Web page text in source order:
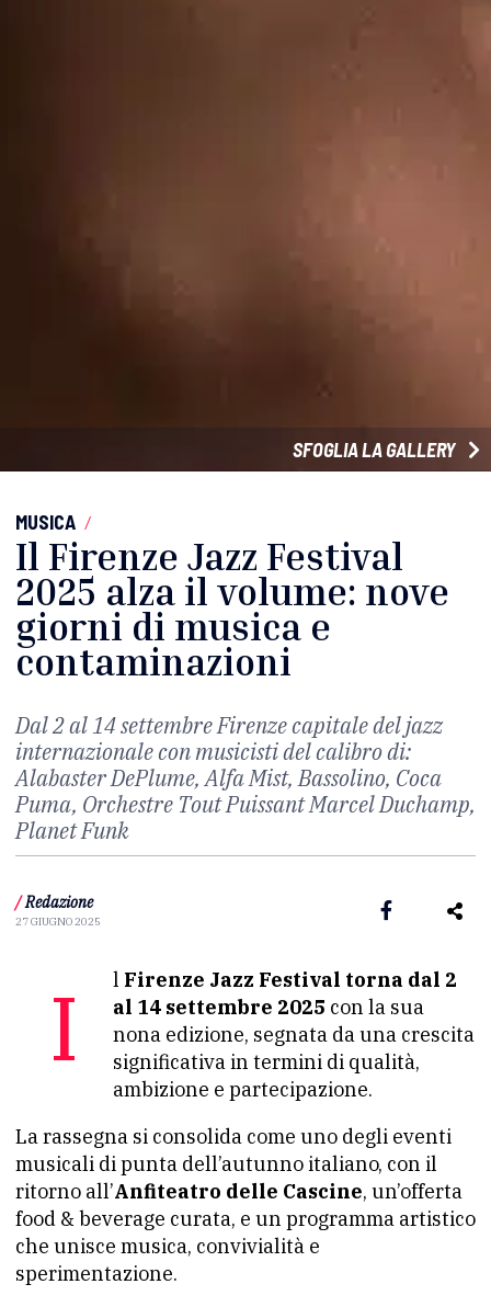
SFOGLIA LA GALLERY
MUSICA /
Il Firenze Jazz Festival
2025 alza il volume: nove
giorni di musica e
contaminazioni
Dal 2 al 14 settembre Firenze capitale del jazz
internazionale con musicisti del calibro di:
Alabaster DePlume, Alfa Mist, Bassolino, Coca
Puma, Orchestre Tout Puissant Marcel Duchamp,
Planet Funk
/ Redazione
27 GIUGNO 2025
Il Firenze Jazz Festival torna dal 2
al 14 settembre 2025 con la sua
nona edizione, segnata da una crescita
significativa in termini di qualità,
ambizione e partecipazione.
La rassegna si consolida come uno degli eventi
musicali di punta dell’autunno italiano, con il
ritorno all’Anfiteatro delle Cascine, un’offerta
food & beverage curata, e un programma artistico
che unisce musica, convivialità e
sperimentazione.